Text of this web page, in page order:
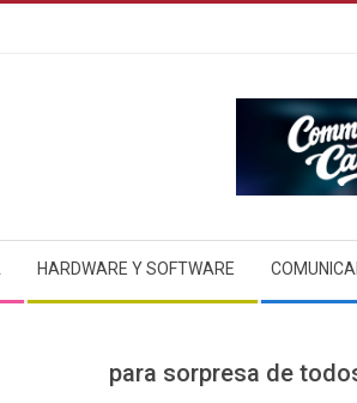
HARDWARE Y SOFTWARE
para sorpresa de